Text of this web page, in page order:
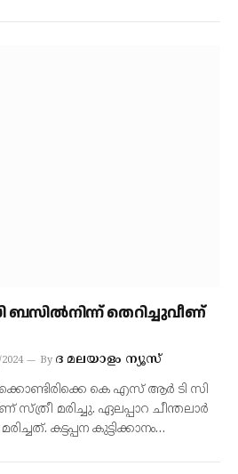
തെറിച്ചുവീണ്
By ദ മലയാളം ന്യൂസ്‌
കെ എസ് ആർ ടി സി
സ്ത്രീ മരിച്ചു. ഏലപ്പാറ ചീന്തലാർ
കട്ടപ്പന കുട്ടിക്കാനം…